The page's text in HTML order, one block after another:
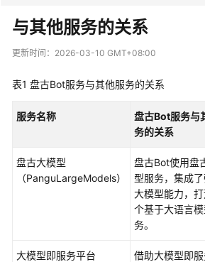
最
新
态
产
绍
古
与其他服务的关系
更新时间： 2026-03-10 GMT+08:00
表1 盘古Bot服务与其他服务的关系
服务名称
盘古Bot服务与
务的关系
盘古大模型
（PanguLargeModels）
盘古Bot使用盘
型服务，集成
大模型能力，
个基于大语言
务。
大模型即服务平台
借助大模型即